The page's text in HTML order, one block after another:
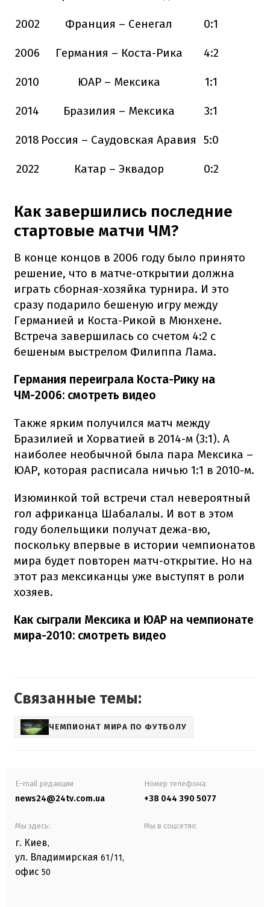
2002 Франция – Сенегал 0:1
2006 Германия – Коста-Рика 4:2
2010 ЮАР – Мексика 1:1
2014 Бразилия – Мексика 3:1
2018 Россия – Саудовская Аравия 5:0
2022 Катар – Эквадор 0:2
Как завершились последние
стартовые матчи ЧМ?
В конце концов в 2006 году было принято
решение, что в матче-открытии должна
играть сборная-хозяйка турнира. И это
сразу подарило бешеную игру между
Германией и Коста-Рикой в Мюнхене.
Встреча завершилась со счетом 4:2 с
бешеным выстрелом Филиппа Лама.
Германия переиграла Коста-Рику на
ЧМ-2006: смотреть видео
Также ярким получился матч между
Бразилией и Хорватией в 2014-м (3:1). А
наиболее необычной была пара Мексика –
ЮАР, которая расписала ничью 1:1 в 2010-м.
Изюминкой той встречи стал невероятный
гол африканца Шабалалы. И вот в этом
году болельщики получат дежа-вю,
поскольку впервые в истории чемпионатов
мира будет повторен матч-открытие. Но на
этот раз мексиканцы уже выступят в роли
хозяев.
Как сыграли Мексика и ЮАР на чемпионате
мира-2010: смотреть видео
Связанные темы:
ЧЕМПИОНАТ МИРА ПО ФУТБОЛУ
E-mail редакции
news24@24tv.com.ua
Номер телефона:
+38 044 390 5077
Мы здесь:
г. Киев,
ул. Владимирская 61/11,
офис 50
Мы в соцсетях: